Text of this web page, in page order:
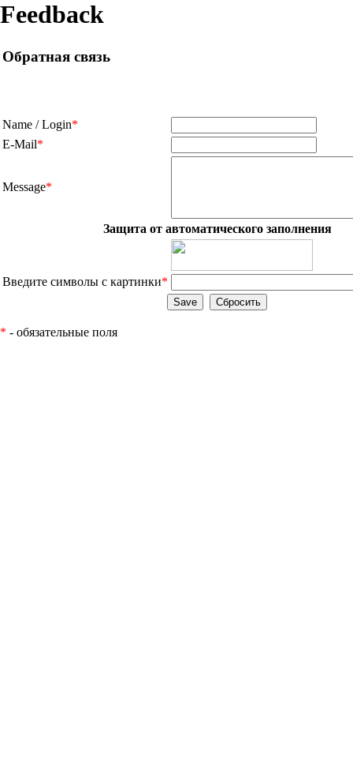
Feedback
Обратная связь
Name / Login*
E-Mail*
Message*
Защита от автоматического заполнения
Введите символы с картинки*
* - обязательные поля